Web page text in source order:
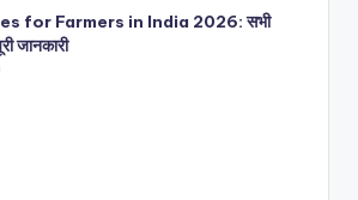
for Farmers in India 2026: सभी
जानकारी